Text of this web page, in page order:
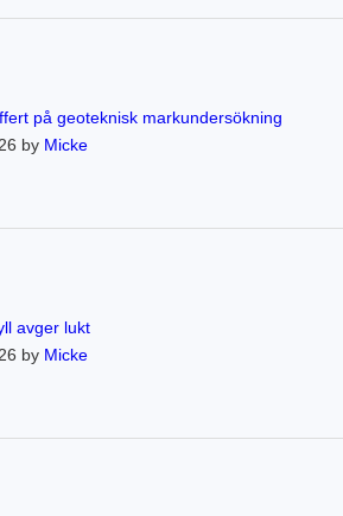
på geoteknisk markundersökning
by Micke
avger lukt
by Micke